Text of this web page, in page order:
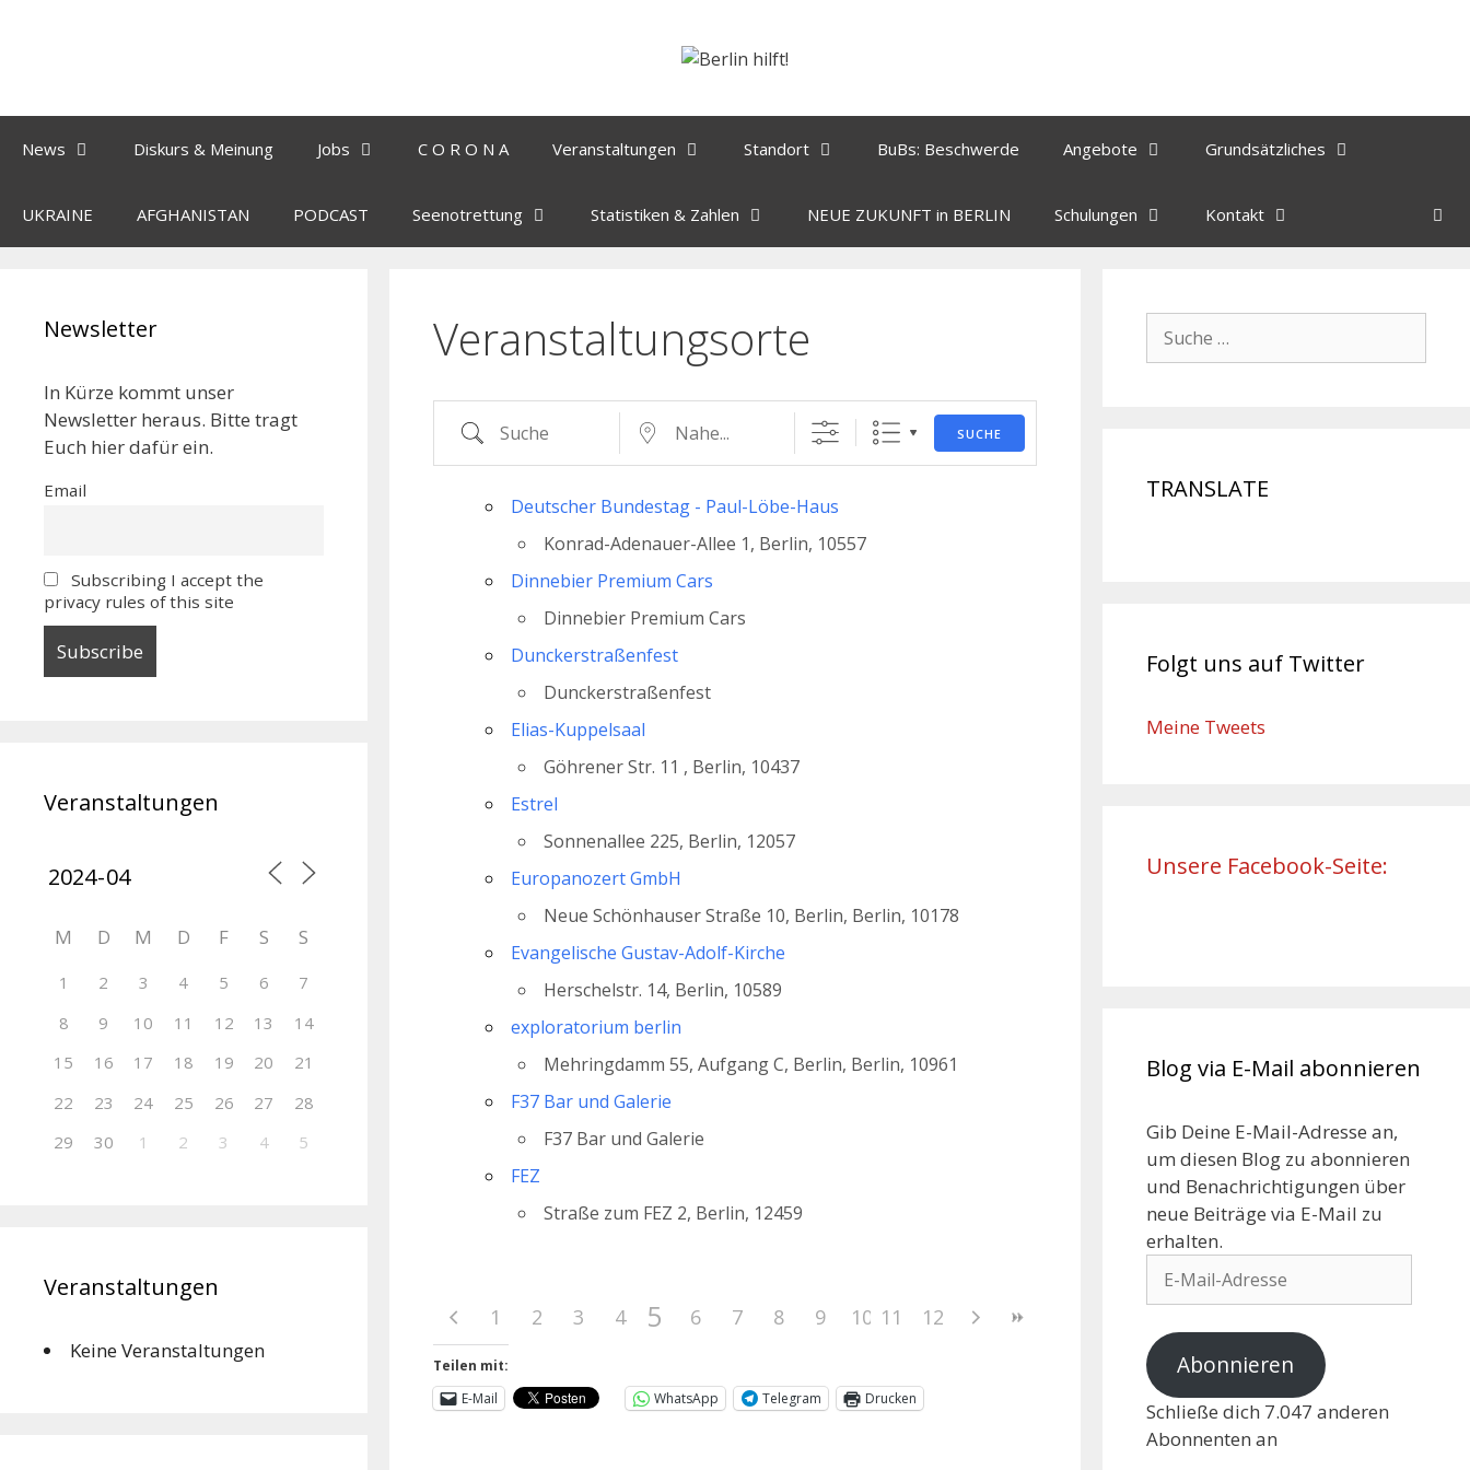
News Diskurs & Meinung Jobs C O R O N A Veranstaltungen Standort BuBs: Beschwerde Angebote Grundsätzliches
UKRAINE AFGHANISTAN PODCAST Seenotrettung Statistiken & Zahlen NEUE ZUKUNFT in BERLIN Schulungen Kontakt
Veranstaltungsorte
SUCHE
Deutscher Bundestag - Paul-Löbe-Haus
Konrad-Adenauer-Allee 1, Berlin, 10557
Dinnebier Premium Cars
Dinnebier Premium Cars
Dunckerstraßenfest
Dunckerstraßenfest
Elias-Kuppelsaal
Göhrener Str. 11 , Berlin, 10437
Estrel
Sonnenallee 225, Berlin, 12057
Europanozert GmbH
Neue Schönhauser Straße 10, Berlin, Berlin, 10178
Evangelische Gustav-Adolf-Kirche
Herschelstr. 14, Berlin, 10589
exploratorium berlin
Mehringdamm 55, Aufgang C, Berlin, Berlin, 10961
F37 Bar und Galerie
F37 Bar und Galerie
FEZ
Straße zum FEZ 2, Berlin, 12459
1 2 3 4 5 6 7 8 9 10 11 12
Teilen mit:
E-Mail
WhatsApp Telegram Drucken
Newsletter
In Kürze kommt unser
Newsletter heraus. Bitte tragt
Euch hier dafür ein.
Email
Subscribing I accept the
privacy rules of this site
Veranstaltungen
M D M D F S S
1 2 3 4 5 6
7
8
9 10 11 12 13
14
15
16 17 18 19 20
21
22
23 24 25 26 27
28
29
30 1 2 3 4 5
Veranstaltungen
Keine Veranstaltungen
TRANSLATE
Folgt uns auf Twitter
Meine Tweets
Unsere Facebook-Seite:
Blog via E-Mail abonnieren
Gib Deine E-Mail-Adresse an,
um diesen Blog zu abonnieren
und Benachrichtigungen über
neue Beiträge via E-Mail zu
erhalten.
Abonnieren
Schließe dich 7.047 anderen
Abonnenten an